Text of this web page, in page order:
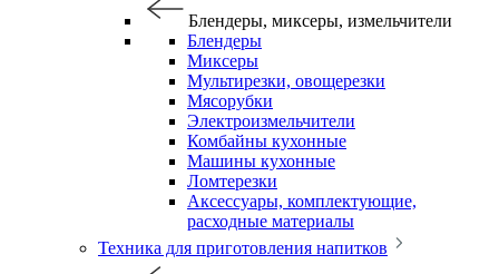
Блендеры, миксеры, измельчители
Блендеры
Миксеры
Мультирезки, овощерезки
Мясорубки
Электроизмельчители
Комбайны кухонные
Машины кухонные
Ломтерезки
Аксессуары, комплектующие,
расходные материалы
Техника для приготовления напитков